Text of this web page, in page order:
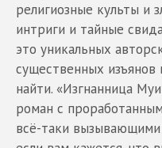
религиозные культы и
интриги и тайные
это уникальных
существенных
найти. «Изгнанница
роман с
всё-таки вызывающими